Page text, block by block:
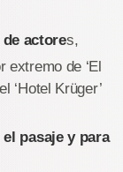
actores,
extremo de ‘El
‘Hotel Krüger’
pasaje y para